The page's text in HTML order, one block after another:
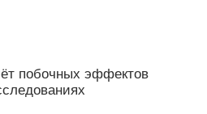
побочных эффектов